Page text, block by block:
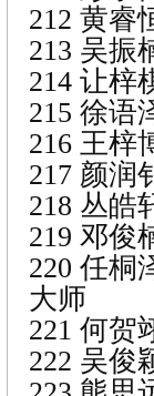
212 黄睿
213 吴振
214 让梓
215 徐语
216 王梓
217 颜润
218 丛皓
219 邓俊
220 任桐
大师
221 何贺
222 吴俊